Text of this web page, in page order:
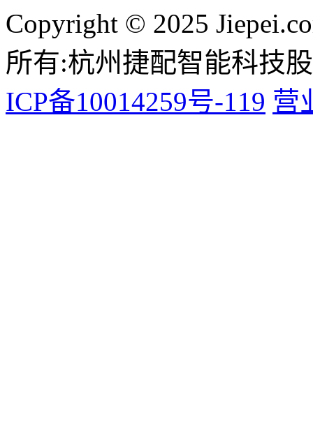
Copyright © 2025
所有:杭州捷配智能科技
ICP备10014259号-119 营